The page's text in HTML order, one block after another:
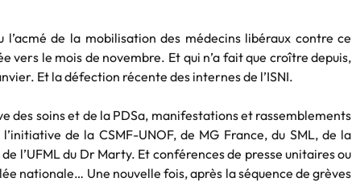
de la mobilisation des médecins libéraux contre ce
vers le mois de novembre. Et qui n’a fait que croître depuis,
Et la défection récente des internes de l’ISNI.
des soins et de la PDSa, manifestations et rassemblements
de la CSMF-UNOF, de MG France, du SML, de la
de l’UFML du Dr Marty. Et conférences de presse unitaires ou
nationale… Une nouvelle fois, après la séquence de grèves